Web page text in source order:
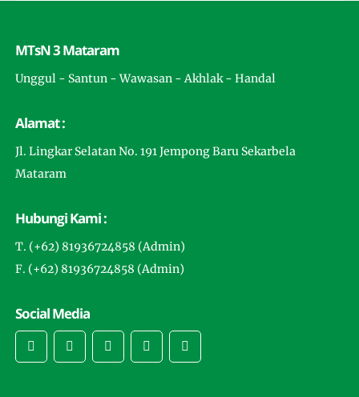
MTsN 3 Mataram
Unggul - Santun - Wawasan - Akhlak - Handal
Alamat :
Jl. Lingkar Selatan No. 191 Jempong Baru Sekarbela
Mataram
Hubungi Kami :
T. (+62) 81936724858 (Admin)
F. (+62) 81936724858 (Admin)
Social Media